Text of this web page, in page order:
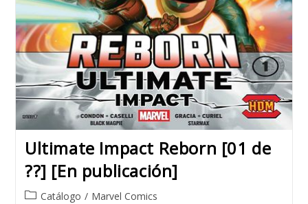
Ultimate Impact Reborn [01 de
??] [En publicación]
PostCatálogo / Marvel Comics